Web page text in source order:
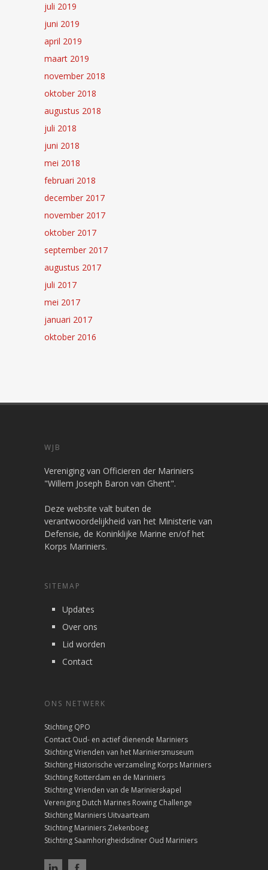
juli 2019
juni 2019
april 2019
maart 2019
november 2018
oktober 2018
augustus 2018
juli 2018
juni 2018
mei 2018
februari 2018
december 2017
november 2017
oktober 2017
september 2017
augustus 2017
juli 2017
mei 2017
januari 2017
oktober 2016
WJB
Vereniging van Officieren der Mariniers
"Willem Joseph Baron van Ghent".
Deze website valt buiten de
verantwoordelijkheid van het Ministerie van
Defensie, de Koninklijke Marine en/of het
Korps Mariniers.
SITEMAP
Updates
Over ons
Lid worden
Contact
ONS NETWERK
Stichting QPO
Contact Oud- en actief dienende Mariniers
Stichting Vrienden van het Mariniersmuseum
Stichting Historische verzameling Korps Mariniers
Stichting Rotterdam en de Mariniers
Stichting Vrienden van de Marinierskapel
Vereniging Dutch Marines Rowing Challenge
Stichting Mariniers Uitvaarteam
Stichting Mariniers Ziekenboeg
Stichting Saamhorigheidsdiner Oud Mariniers